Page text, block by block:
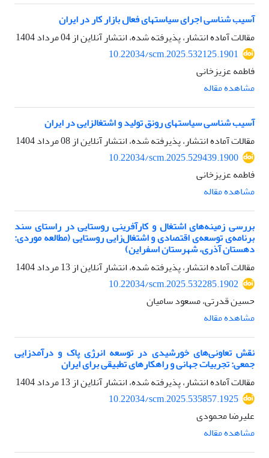
آسیب شناسی اجرای سیاستهای فعال بازار کار در ایران
مقالات آماده انتشار، پذیرفته شده، انتشار آنلاین از04 مرداد 1404
10.22034/scm.2025.532125.1901
فاطمه عزیزخانی
مشاهده مقاله
آسیب شناسی سیاستهای رونق تولید و اشتغالزایی در ایران
مقالات آماده انتشار، پذیرفته شده، انتشار آنلاین از08 مرداد 1404
10.22034/scm.2025.529439.1900
فاطمه عزیزخانی
مشاهده مقاله
بررسی زمینه‌های اشتغال و کارآفرینی روستایی در راستای سند
برنامه‌ی توسعه‌ی اقتصادی و اشتغال‌زایی روستایی (مطالعه موردی:
دهستان آذری، شهرستان اسفراین)
مقالات آماده انتشار، پذیرفته شده، انتشار آنلاین از13 مرداد 1404
10.22034/scm.2025.532285.1902
حسین قدرتی، مسعود سامیان
مشاهده مقاله
نقش تعاونی‌های خورشیدی در توسعه انرژی پاک و درآمدزایی
جمعی: تجربیات جهانی و راهکارهای تطبیقی برای ایران
مقالات آماده انتشار، پذیرفته شده، انتشار آنلاین از13 مرداد 1404
10.22034/scm.2025.535857.1925
علیرضا محمودی
مشاهده مقاله